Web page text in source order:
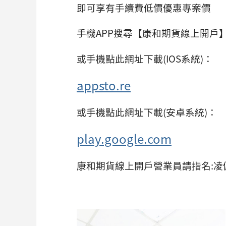
即可享有手續費低價優惠專案價
手機APP搜尋【康和期貨線上開戶
或手機點此網址下載(IOS系統)：
appsto.re
或手機點此網址下載(安卓系統)：
play.google.com
康和期貨線上開戶營業員請指名:凌